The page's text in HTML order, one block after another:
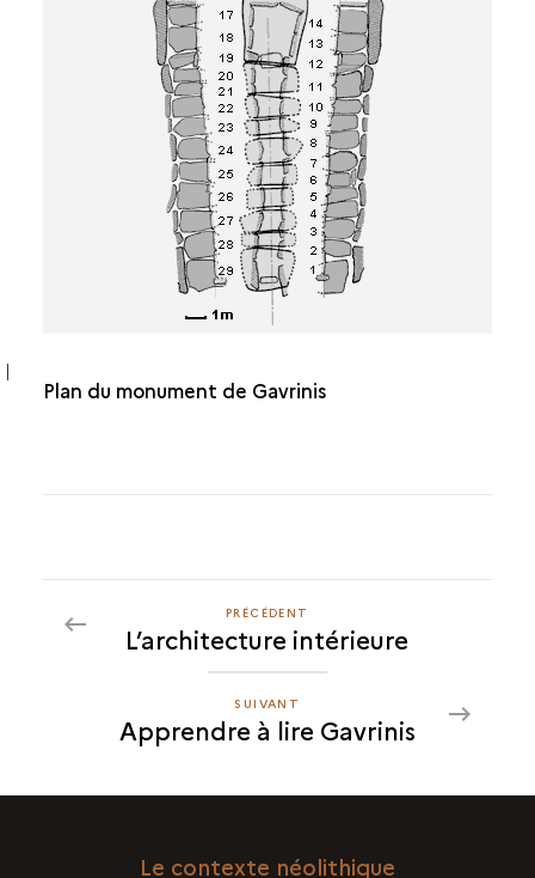
Plan du monument de Gavrinis
PRÉCÉDENT
APPRENDRE
À
LIRE
GAVRINIS
PRÉCÉDENT
L’architecture intérieure
SUIVANT
APPRENDRE
SUIVANT
Apprendre à lire Gavrinis
Le contexte néolithique